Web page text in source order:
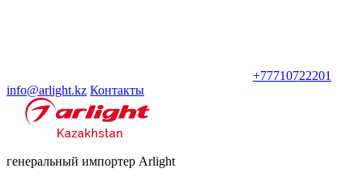
+77710722201
info@arlight.kz Контакты
генеральный импортер Arlight